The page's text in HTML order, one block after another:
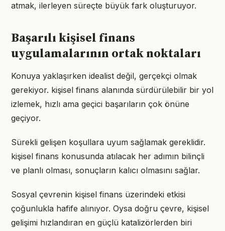
atmak, ilerleyen süreçte büyük fark oluşturuyor.
Başarılı kişisel finans
uygulamalarının ortak noktaları
Konuya yaklaşırken idealist değil, gerçekçi olmak
gerekiyor. kişisel finans alanında sürdürülebilir bir yol
izlemek, hızlı ama geçici başarıların çok önüne
geçiyor.
Sürekli gelişen koşullara uyum sağlamak gereklidir.
kişisel finans konusunda atılacak her adımın bilinçli
ve planlı olması, sonuçların kalıcı olmasını sağlar.
Sosyal çevrenin kişisel finans üzerindeki etkisi
çoğunlukla hafife alınıyor. Oysa doğru çevre, kişisel
gelişimi hızlandıran en güçlü katalizörlerden biri